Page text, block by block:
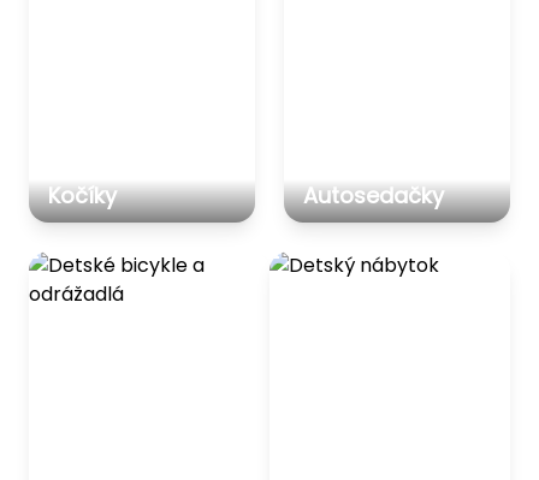
Kočíky Autosedačky